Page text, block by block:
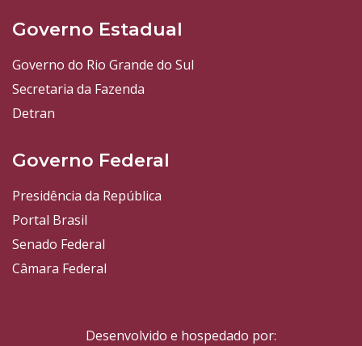
Governo Estadual
Governo do Rio Grande do Sul
Secretaria da Fazenda
Detran
Governo Federal
Presidência da República
Portal Brasil
Senado Federal
Câmara Federal
Desenvolvido e hospedado por: